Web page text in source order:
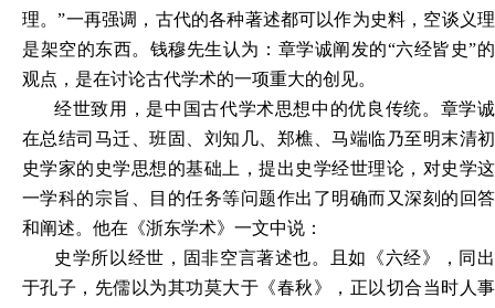
理。”一再强调，古代的各种著述都可以作为史料，空谈义理
是架空的东西。钱穆先生认为：章学诚阐发的“六经皆史”的
观点，是在讨论古代学术的一项重大的创见。
经世致用，是中国古代学术思想中的优良传统。章学诚
在总结司马迁、班固、刘知几、郑樵、马端临乃至明末清初
史学家的史学思想的基础上，提出史学经世理论，对史学这
一学科的宗旨、目的任务等问题作出了明确而又深刻的回答
和阐述。他在《浙东学术》一文中说：
史学所以经世，固非空言著述也。且如《六经》，同出
于孔子，先儒以为其功莫大于《春秋》，正以切合当时人事